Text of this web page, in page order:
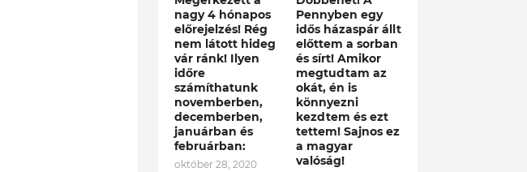
nagy 4 hónapos
előrejelzés! Rég
nem látott hideg
vár ránk! Ilyen
időre
számíthatunk
novemberben,
decemberben,
januárban és
februárban:
október 28, 2020
Pennyben egy
idős házaspár állt
előttem a sorban
és sírt! Amikor
megtudtam az
okát, én is
könnyezni
kezdtem és ezt
tettem! Sajnos ez
a magyar
valóság!